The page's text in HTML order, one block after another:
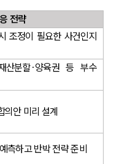
전략
조정이 필요한 사건인지
산분할·양육권 등 부수
의안 미리 설계
측하고 반박 전략 준비